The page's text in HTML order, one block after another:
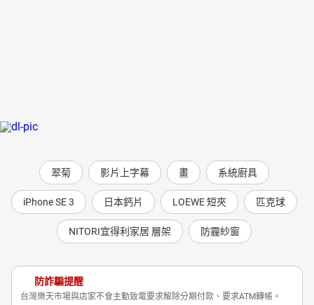
翠菊 影片上字幕 畫 系統廚具
iPhone SE 3 日本鈣片 LOEWE 短夾 匹克球
NITORI宜得利家居 層架 防霾紗窗
防詐騙提醒
台灣樂天市場與店家不會主動致電要求解除分期付款、要求ATM轉帳。